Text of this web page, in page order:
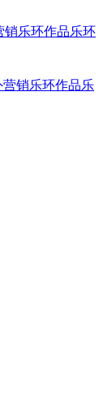
销乐环作品乐环
营销乐环作品乐